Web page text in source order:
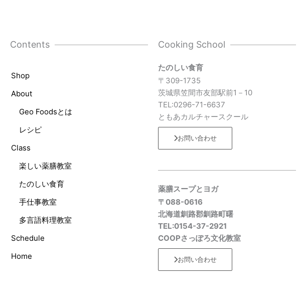
Contents
Shop
About
Geo Foodsとは
レシピ
Class
楽しい薬膳教室
たのしい食育
手仕事教室
多言語料理教室
Schedule
Home
Cooking School
たのしい食育
〒309-1735
茨城県笠間市友部駅前1－10
TEL:0296-71-6637
ともあカルチャースクール
お問い合わせ
薬膳スープとヨガ
〒088-0616
北海道釧路郡釧路町曙
TEL:0154-37-2921
COOPさっぽろ文化教室
お問い合わせ